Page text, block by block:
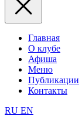
Главная
О клубе
Афиша
Меню
Публикации
Контакты
RU EN